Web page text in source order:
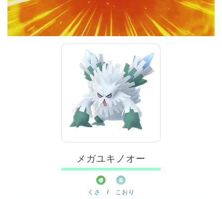
00:00 /01:00
メガユキノオー
くさ / こおり